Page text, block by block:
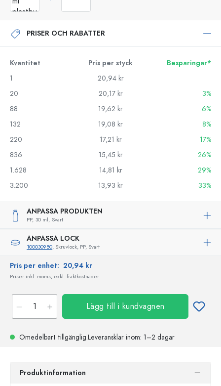
PRISER OCH RABATTER
Kvantitet Pris per styck
Besparingar*
1
20,94 kr
20
20,17 kr
3%
88
19,62 kr
6%
132
19,08 kr
8%
220
17,21 kr
17%
836
15,45 kr
26%
1.628
14,81 kr
29%
3.200
13,93 kr 33%
ANPASSA PRODUKTEN
PP, 30 ml, Svart
ANPASSA LOCK
100030950, Skruvlock, PP, Svart
Pris per enhet: 20,94 kr
Priser inkl. moms, exkl. fraktkostnader
Lägg till i kundvagnen
Omedelbart tillgänglig.Leveransklar inom: 1–2 dagar
Produktinformation